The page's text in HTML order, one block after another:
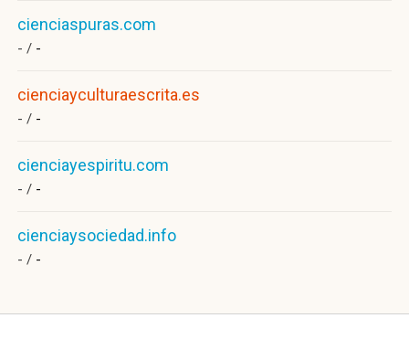
cienciaspuras.com
- / -
cienciayculturaescrita.es
- / -
cienciayespiritu.com
- / -
cienciaysociedad.info
- / -